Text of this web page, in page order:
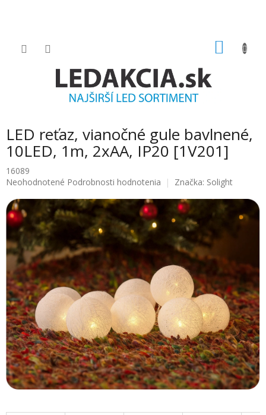
LED reťaz, vianočné gule bavlnené,
10LED, 1m, 2xAA, IP20 [1V201]
16089
Priemerné
produktu
je
0.0
z
5
hviezdičiek.
Neohodnotené Podrobnosti hodnotenia Značka: Solight